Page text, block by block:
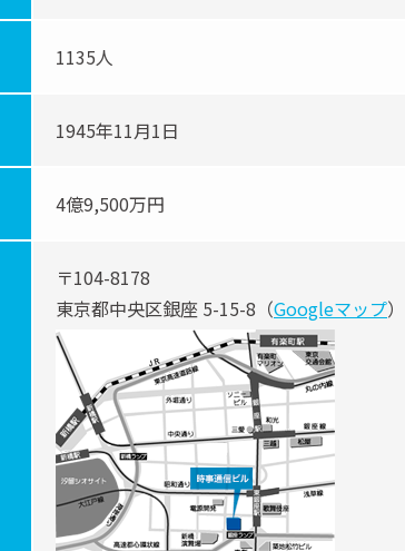
1135人
1945年11月1日
4億9,500万円
〒104-8178
東京都中央区銀座 5-15-8（Googleマップ）